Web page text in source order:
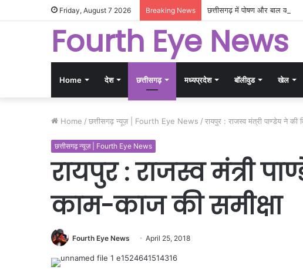
Friday, August 7 2026 Breaking News छत्तीसगढ़ में पोषण और बाल कल्याण
Fourth Eye News
Home देश छत्तीसगढ़ मध्यप्रदेश बॉलीवुड खेल
Home / छत्तीसगढ़ न्यूज़ | Fourth Eye News / रायपुर : राजस्व मंत्री पाण्डेय ने की
छत्तीसगढ़ न्यूज़ | Fourth Eye News
रायपुर : राजस्व मंत्री
काम-काज की समीक्षा
Fourth Eye News April 25, 2018